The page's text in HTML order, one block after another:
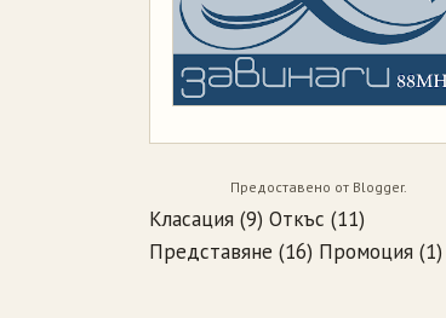
Предоставено от Blogger.
Класация (9) Откъс (11)
Представяне (16) Промоция (1)